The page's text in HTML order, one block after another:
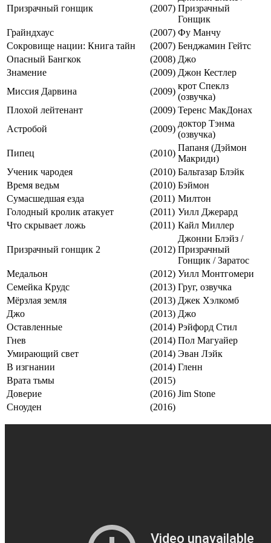
Призрачный гонщик (2007) Призрачный
Гонщик
Грайндхаус
(2007) Фу Манчу
Сокровище нации: Книга тайн
(2007) Бенджамин Гейтс
Опасный Бангкок
(2008) Джо
Знамение
(2009) Джон Кестлер
Миссия Дарвина
(2009)
крот Спеклз
(озвучка)
Плохой лейтенант
(2009) Теренс МакДонах
Астробой
(2009)
доктор Тэнма
(озвучка)
Пипец
(2010)
Папаня (Дэймон
Макриди)
Ученик чародея
(2010) Бальтазар Блэйк
Время ведьм
(2010) Бэймон
Сумасшедшая езда
(2011) Милтон
Голодный кролик атакует
(2011) Уилл Джерард
Что скрывает ложь
(2011) Кайл Миллер
Призрачный гонщик 2 (2012)
Джонни Блэйз /
Призрачный
Гонщик / Заратос
Медальон
(2012) Уилл Монтгомери
Семейка Крудс
(2013) Груг, озвучка
Мёрзлая земля
(2013) Джек Хэлкомб
Джо
(2013) Джо
Оставленные
(2014) Рэйфорд Стил
Гнев
(2014) Пол Магуайер
Умирающий свет
(2014) Эван Лэйк
В изгнании
(2014) Гленн
Врата тьмы
(2015)
Доверие
(2016) Jim Stone
Сноуден
(2016)